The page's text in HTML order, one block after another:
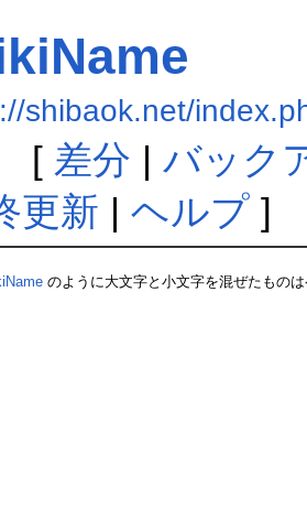
shibaok.net/
[ 差分 | バック
更新 | ヘルプ]
のように大文字と小文字を混ぜたもの